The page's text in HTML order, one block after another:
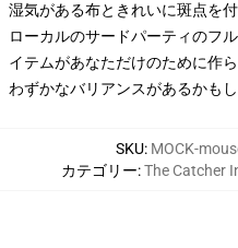
湿気がある布ときれいに斑点を
ローカルのサードパーティのフ
イテムがあなただけのために作
わずかなバリアンスがあるかも
SKU: MOCK-
カテゴリー:The Catcher